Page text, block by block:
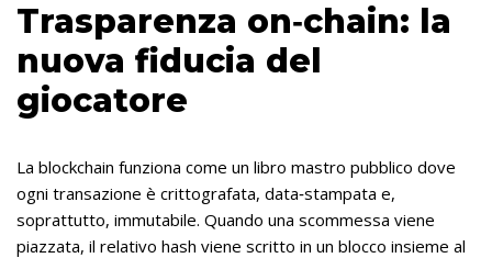
Trasparenza on‑chain: la
nuova fiducia del
giocatore
La blockchain funziona come un libro mastro pubblico dove
ogni transazione è crittografata, data‑stampata e,
soprattutto, immutabile. Quando una scommessa viene
piazzata, il relativo hash viene scritto in un blocco insieme al